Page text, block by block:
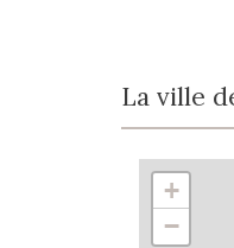
La ville
+
−